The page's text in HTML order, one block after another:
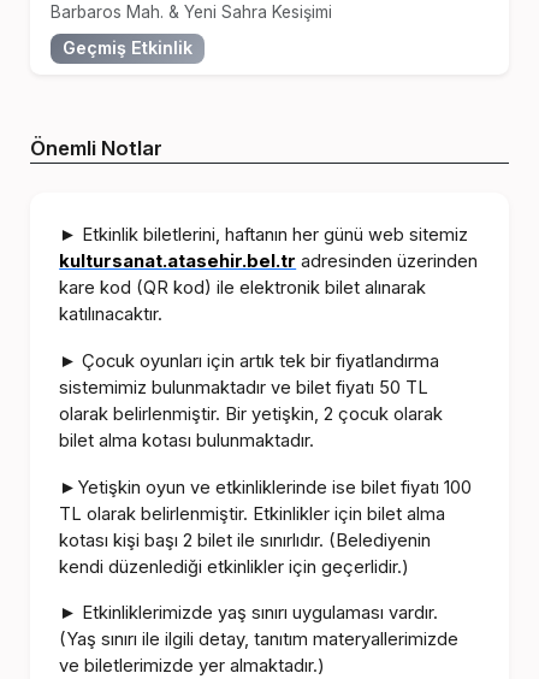
Barbaros Mah. & Yeni Sahra Kesişimi
Geçmiş Etkinlik
Önemli Notlar
► Etkinlik biletlerini, haftanın her günü web sitemiz
kultursanat.atasehir.bel.tr adresinden üzerinden
kare kod (QR kod) ile elektronik bilet alınarak
katılınacaktır.
► Çocuk oyunları için artık tek bir fiyatlandırma
sistemimiz bulunmaktadır ve bilet fiyatı 50 TL
olarak belirlenmiştir. Bir yetişkin, 2 çocuk olarak
bilet alma kotası bulunmaktadır.
► Yetişkin oyun ve etkinliklerinde ise bilet fiyatı 100
TL olarak belirlenmiştir. Etkinlikler için bilet alma
kotası kişi başı 2 bilet ile sınırlıdır. (Belediyenin
kendi düzenlediği etkinlikler için geçerlidir.)
► Etkinliklerimizde yaş sınırı uygulaması vardır.
(Yaş sınırı ile ilgili detay, tanıtım materyallerimizde
ve biletlerimizde yer almaktadır.)